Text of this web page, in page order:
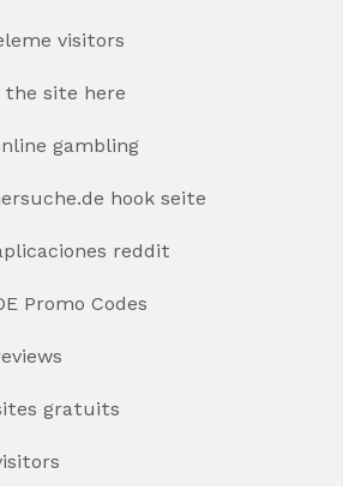
visitors
site here
gambling
hook seite
reddit
Promo Codes
gratuits